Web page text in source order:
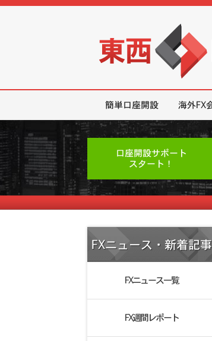
簡単口座開設 海外FX
口座開設サポート
スタート！
FXニュース・新着記事
FXニュース一覧
FX週間レポート